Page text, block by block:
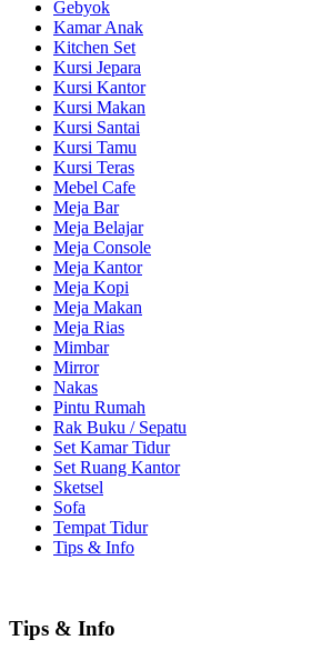
Gebyok
Kamar Anak
Kitchen Set
Kursi Jepara
Kursi Kantor
Kursi Makan
Kursi Santai
Kursi Tamu
Kursi Teras
Mebel Cafe
Meja Bar
Meja Belajar
Meja Console
Meja Kantor
Meja Kopi
Meja Makan
Meja Rias
Mimbar
Mirror
Nakas
Pintu Rumah
Rak Buku / Sepatu
Set Kamar Tidur
Set Ruang Kantor
Sketsel
Sofa
Tempat Tidur
Tips & Info
Tips & Info